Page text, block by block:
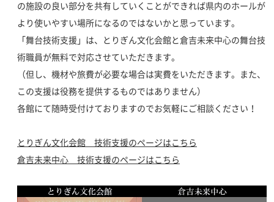
の施設の良い部分を共有していくことができれば県内のホールが
より使いやすい場所になるのではないかと思っています。
「舞台技術支援」は、とりぎん文化会館と倉吉未来中心の舞台技
術職員が無料で対応させていただきます。
（但し、機材や旅費が必要な場合は実費をいただきます。また、
この支援は役務を提供するものではありません）
各館にて随時受付けておりますのでお気軽にご相談ください！
とりぎん文化会館 技術支援のページはこちら
倉吉未来中心 技術支援のページはこちら